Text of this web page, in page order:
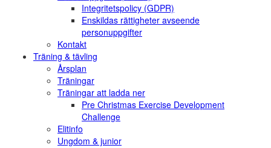
Integritetspolicy (GDPR)
Enskildas rättigheter avseende
personuppgifter
Kontakt
Träning & tävling
Årsplan
Träningar
Träningar att ladda ner
Pre Christmas Exercise Development
Challenge
Elitinfo
Ungdom & junior